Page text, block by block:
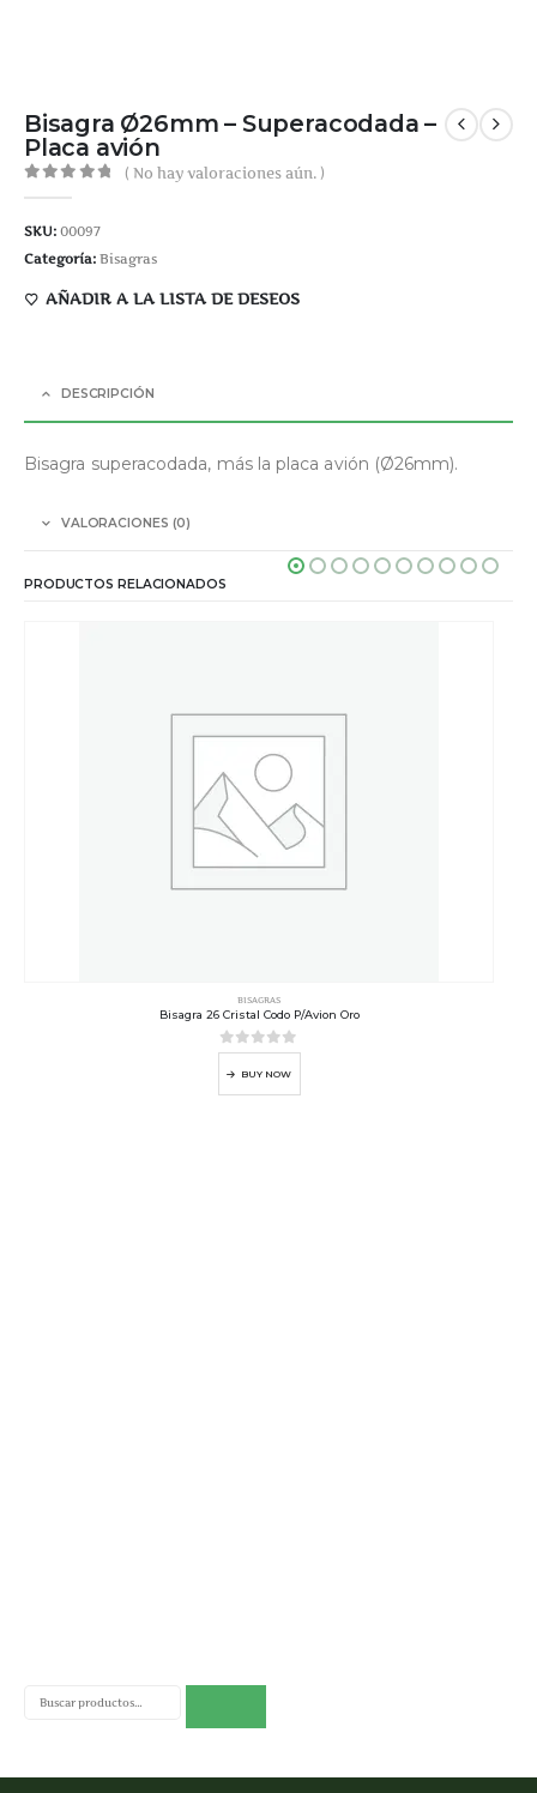
Bisagra Ø26mm – Superacodada –
Placa avión
( No hay valoraciones aún. )
SKU: 00097
Categoría: Bisagras
AÑADIR A LA LISTA DE DESEOS
DESCRIPCIÓN
Bisagra superacodada, más la placa avión (Ø26mm).
VALORACIONES (0)
PRODUCTOS RELACIONADOS
BISAGRAS
Bisagra 26 Cristal Codo P/Avion Oro
0out of 5
BUY NOW